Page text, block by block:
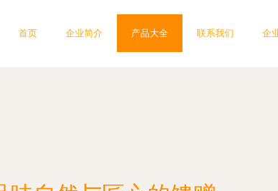
首页 企业简介 产品大全 联系我们 企